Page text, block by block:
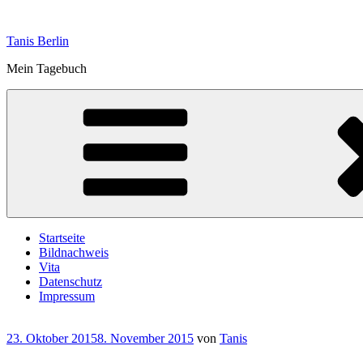
springen
Tanis Berlin
Mein Tagebuch
Startseite
Bildnachweis
Vita
Datenschutz
Impressum
Veröffentlicht
23. Oktober 20158. November 2015 von Tanis